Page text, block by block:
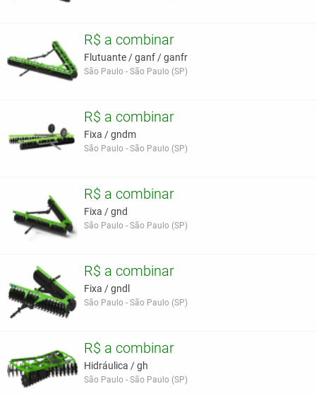
R$ a combinar
Flutuante / ganf / ganfr
São Paulo - São Paulo (SP)
R$ a combinar
Fixa / gndm
São Paulo - São Paulo (SP)
R$ a combinar
Fixa / gnd
São Paulo - São Paulo (SP)
R$ a combinar
Fixa / gndl
São Paulo - São Paulo (SP)
R$ a combinar
Hidráulica / gh
São Paulo - São Paulo (SP)